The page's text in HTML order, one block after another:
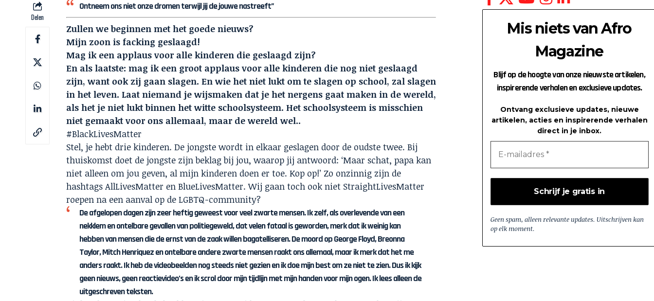
Delen
Ontneem ons niet onze dromen terwijl jij de jouwe nastreeft”
Zullen we beginnen met het goede nieuws?
Mijn zoon is facking geslaagd!
Mag ik een applaus voor alle kinderen die geslaagd zijn?
En als laatste: mag ik een groot applaus voor alle kinderen die nog niet geslaagd
zijn, want ook zij gaan slagen. En wie het niet lukt om te slagen op school, zal slagen
in het leven. Laat niemand je wijsmaken dat je het nergens gaat maken in de wereld,
als het je niet lukt binnen het witte schoolsysteem. Het schoolsysteem is misschien
niet gemaakt voor ons allemaal, maar de wereld wel..
#BlackLivesMatter
Stel, je hebt drie kinderen. De jongste wordt in elkaar geslagen door de oudste twee. Bij
thuiskomst doet de jongste zijn beklag bij jou, waarop jij antwoord: ‘Maar schat, papa kan
niet alleen om jou geven, al mijn kinderen doen er toe. Kop op!’ Zo onzinnig zijn de
hashtags AllLivesMatter en BlueLivesMatter. Wij gaan toch ook niet StraightLivesMatter
roepen na een aanval op de LGBTQ-community?
De afgelopen dagen zijn zeer heftig geweest voor veel zwarte mensen. Ik zelf, als overlevende van een
nekklem en ontelbare gevallen van politiegeweld, dat velen fataal is geworden, merk dat ik weinig kan
hebben van mensen die de ernst van de zaak willen bagatelliseren. De moord op George Floyd, Breonna
Taylor, Mitch Henriquez en ontelbare andere zwarte mensen raakt ons allemaal, maar ik merk dat het me
anders raakt. Ik heb de videobeelden nog steeds niet gezien en ik doe mijn best om ze niet te zien. Dus ik kijk
geen nieuws, geen reactievideo’s en ik scrol door mijn tijdlijn met mijn handen voor mijn ogen. Ik lees alleen de
uitgeschreven teksten.
Mis niets van Afro
Magazine
Blijf op de hoogte van onze nieuwste artikelen,
inspirerende verhalen en exclusieve updates.
Ontvang exclusieve updates, nieuwe
artikelen, acties en inspirerende verhalen
direct in je inbox.
Geen spam, alleen relevante updates. Uitschrijven kan
op elk moment.